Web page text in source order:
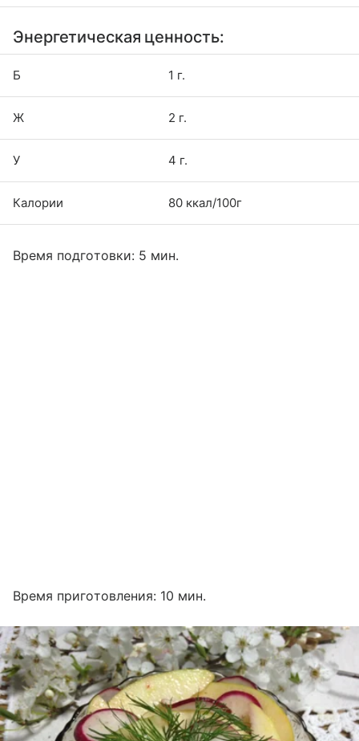
Энергетическая ценность:
Б 1 г.
Ж 2 г.
У 4 г.
Калории 80 ккал/100г
Время подготовки: 5 мин.
Время приготовления: 10 мин.